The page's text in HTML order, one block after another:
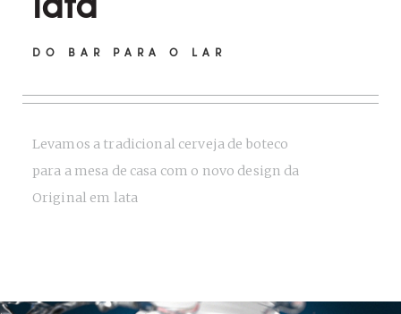
DO BAR PARA O LAR
Levamos a tradicional cerveja de boteco
para a mesa de casa com o novo design da
Original em lata